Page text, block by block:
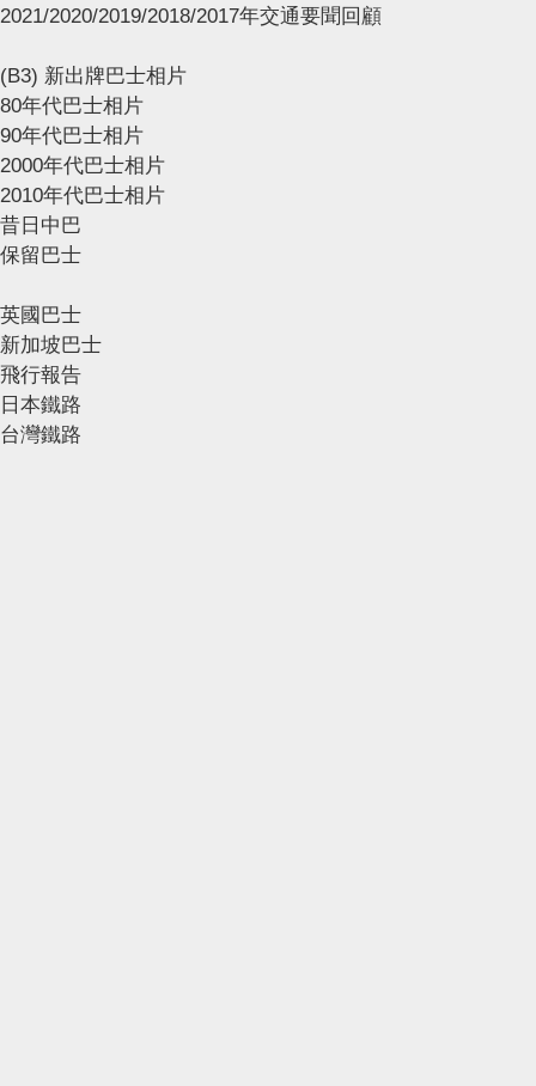
2021/2020/2019/2018/2017年交通要聞回顧
(B3) 新出牌巴士相片
80年代巴士相片
90年代巴士相片
2000年代巴士相片
2010年代巴士相片
昔日中巴
保留巴士
英國巴士
新加坡巴士
飛行報告
日本鐵路
台灣鐵路